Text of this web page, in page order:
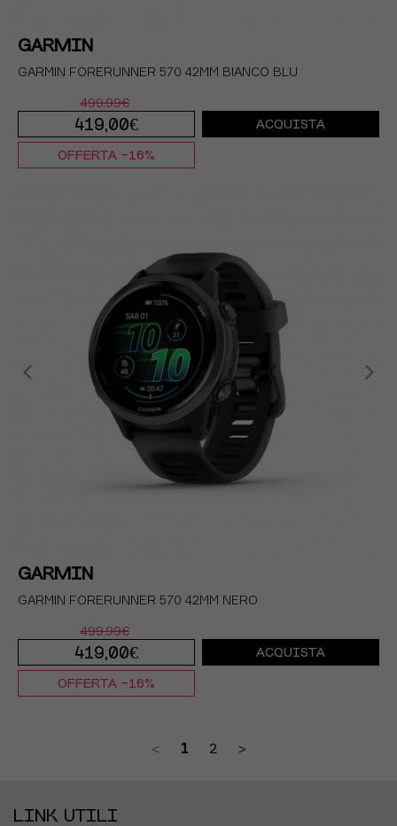
GARMIN
GARMIN FORERUNNER 570 42MM BIANCO BLU
499,99€
419,00€ ACQUISTA
OFFERTA -16%
GARMIN
GARMIN FORERUNNER 570 42MM NERO
499,99€
419,00€ ACQUISTA
OFFERTA -16%
< 1 2 >
LINK UTILI